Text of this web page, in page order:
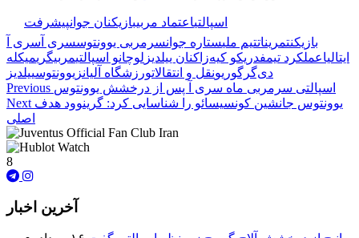
اسپالتیاعتماد مربیبازیکنان جوانپیشرفت
بازیکنتمریناتتیم ملیستاره جوانسرمربی یوونتوسسری آ سری آ
ایتالیاعملکرد تیمفدریکو کیه‌زا کنان ییلدیز لوچانو اسپالتیمربیگریمیکله
دی‌گرگوریونقل و انتقالاتورزشگاه آلیانز یوونتوسییلدیز
Previous اسپالتی سرمربی ماه سری آ پس از درخشش یوونتوس
Next یوونتوس جانشین کونسیسائو را شناسایی کرد: گرینوود هدف
اصلی
8
آخرین اخبار